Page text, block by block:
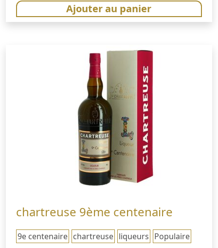
Ajouter au panier
chartreuse 9ème centenaire
9e centenaire chartreuse liqueurs Populaire